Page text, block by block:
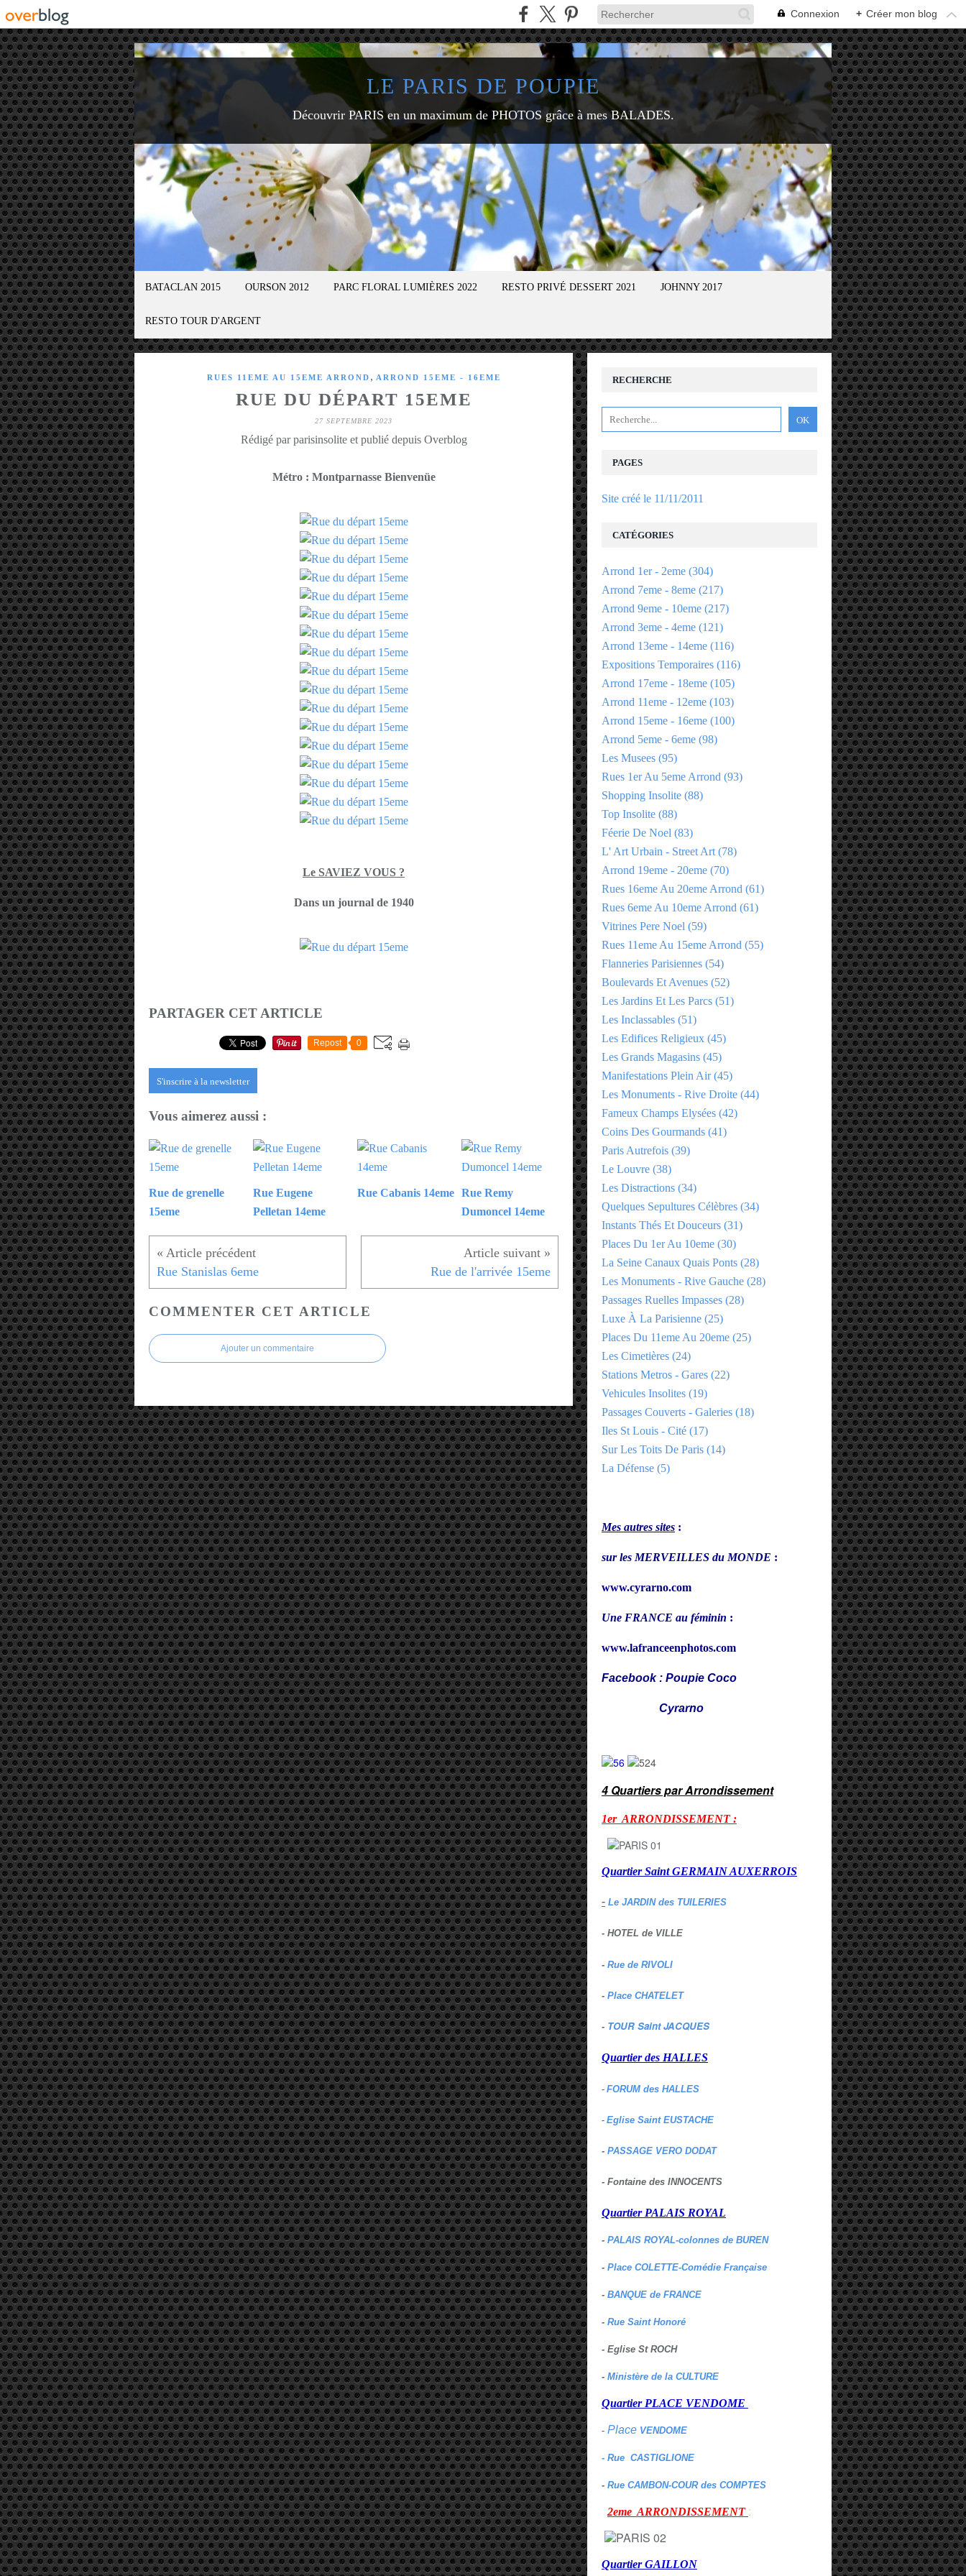
Connexion + Créer mon blog
LE PARIS DE POUPIE
Découvrir PARIS en un maximum de PHOTOS grâce à mes BALADES.
BATACLAN 2015 OURSON 2012 PARC FLORAL LUMIÈRES 2022 RESTO PRIVÉ DESSERT 2021 JOHNNY 2017
RESTO TOUR D'ARGENT
RUES 11EME AU 15EME ARROND , ARROND 15EME - 16EME
RUE DU DÉPART 15EME
27 SEPTEMBRE 2023
Rédigé par parisinsolite et publié depuis Overblog
Métro : Montparnasse Bienvenüe
Le SAVIEZ VOUS ?
Dans un journal de 1940
PARTAGER CET ARTICLE
Repost 0
S'inscrire à la newsletter
Vous aimerez aussi :
Rue de grenelle
15eme
Rue Eugene
Pelletan 14eme
Rue Cabanis 14eme Rue Remy
Dumoncel 14eme
Rue Stanislas 6eme Rue de l'arrivée 15eme
COMMENTER CET ARTICLE
Ajouter un commentaire
RECHERCHE
PAGES
Site créé le 11/11/2011
CATÉGORIES
Arrond 1er - 2eme (304)
Arrond 7eme - 8eme (217)
Arrond 9eme - 10eme (217)
Arrond 3eme - 4eme (121)
Arrond 13eme - 14eme (116)
Expositions Temporaires (116)
Arrond 17eme - 18eme (105)
Arrond 11eme - 12eme (103)
Arrond 15eme - 16eme (100)
Arrond 5eme - 6eme (98)
Les Musees (95)
Rues 1er Au 5eme Arrond (93)
Shopping Insolite (88)
Top Insolite (88)
Féerie De Noel (83)
L' Art Urbain - Street Art (78)
Arrond 19eme - 20eme (70)
Rues 16eme Au 20eme Arrond (61)
Rues 6eme Au 10eme Arrond (61)
Vitrines Pere Noel (59)
Rues 11eme Au 15eme Arrond (55)
Flanneries Parisiennes (54)
Boulevards Et Avenues (52)
Les Jardins Et Les Parcs (51)
Les Inclassables (51)
Les Edifices Religieux (45)
Les Grands Magasins (45)
Manifestations Plein Air(45)
Les Monuments - Rive Droite (44)
Fameux Champs Elysées (42)
Coins Des Gourmands (41)
Paris Autrefois (39)
Le Louvre (38)
Les Distractions (34)
Quelques Sepultures Célèbres (34)
Instants Thés Et Douceurs (31)
Places Du 1er Au 10eme (30)
La Seine Canaux Quais Ponts (28)
Les Monuments - Rive Gauche (28)
Passages Ruelles Impasses (28)
Luxe À La Parisienne (25)
Places Du 11eme Au 20eme (25)
Les Cimetières (24)
Stations Metros - Gares (22)
Vehicules Insolites (19)
Passages Couverts - Galeries (18)
Iles St Louis - Cité (17)
Sur Les Toits De Paris (14)
La Défense (5)
Mes autres sites :
sur les MERVEILLES du MONDE :
www.cyrarno.com
Une FRANCE au féminin :
www.lafranceenphotos.com
Facebook : Poupie Coco
Cyrarno
4 Quartiers par Arrondissement
1er ARRONDISSEMENT :
Quartier Saint GERMAIN AUXERROIS
- Le JARDIN des TUILERIES
- HOTEL de VILLE
- Rue de RIVOLI
- Place CHATELET
- TOUR Saint JACQUES
Quartier des HALLES
- FORUM des HALLES
- Eglise Saint EUSTACHE
- PASSAGE VERO DODAT
- Fontaine des INNOCENTS
Quartier PALAIS ROYAL
- PALAIS ROYAL-colonnes de BUREN
- Place COLETTE-Comédie Française
- BANQUE de FRANCE
- Rue Saint Honoré
- Eglise St ROCH
- Ministère de la CULTURE
Quartier PLACE VENDOME
- Place VENDOME
- Rue CASTIGLIONE
- Rue CAMBON-COUR des COMPTES
2eme ARRONDISSEMENT :
Quartier GAILLON